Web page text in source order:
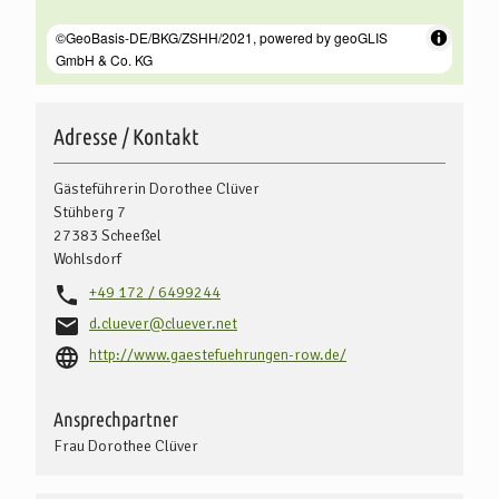
Adresse / Kontakt
Gästeführerin Dorothee Clüver
Stühberg 7
27383 Scheeßel
Wohlsdorf
+49 172 / 6499244
d.cluever@cluever.net
http://www.gaestefuehrungen-row.de/
Ansprechpartner
Frau Dorothee Clüver